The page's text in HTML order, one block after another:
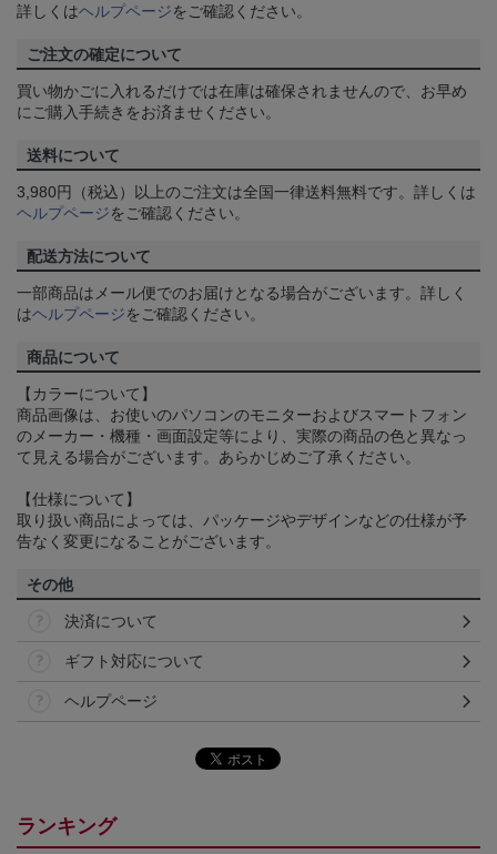
詳しくはヘルプページをご確認ください。
ご注文の確定について
買い物かごに入れるだけでは在庫は確保されませんので、お早め
にご購入手続きをお済ませください。
送料について
3,980円（税込）以上のご注文は全国一律送料無料です。詳しくは
ヘルプページをご確認ください。
配送方法について
一部商品はメール便でのお届けとなる場合がございます。詳しく
はヘルプページをご確認ください。
商品について
【カラーについて】
商品画像は、お使いのパソコンのモニターおよびスマートフォン
のメーカー・機種・画面設定等により、実際の商品の色と異なっ
て見える場合がございます。あらかじめご了承ください。
【仕様について】
取り扱い商品によっては、パッケージやデザインなどの仕様が予
告なく変更になることがございます。
その他
決済について
ギフト対応について
ヘルプページ
ランキング